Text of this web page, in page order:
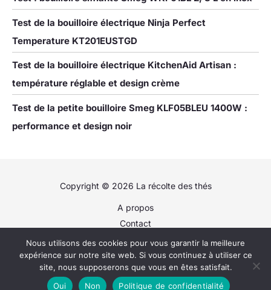
Test de la bouilloire électrique Ninja Perfect
Temperature KT201EUSTGD
Test de la bouilloire électrique KitchenAid Artisan :
température réglable et design crème
Test de la petite bouilloire Smeg KLF05BLEU 1400W :
performance et design noir
Copyright © 2026 La récolte des thés
A propos
Contact
Plan du site
Politique de confidentialité
Mentions légales
Nous utilisons des cookies pour vous garantir la meilleure
expérience sur notre site web. Si vous continuez à utiliser ce
site, nous supposerons que vous en êtes satisfait.
Oui
Non Politique de confidentialité